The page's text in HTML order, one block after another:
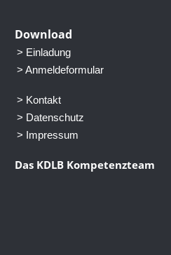
Download
> Einladung
> Anmeldeformular
> Kontakt
> Datenschutz
> Impressum
Das KDLB Kompetenzteam